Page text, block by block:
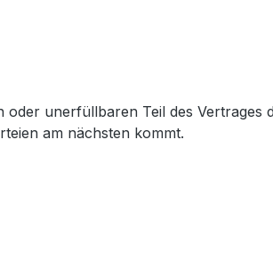
unerfüllbaren Teil des
am nächsten kommt.